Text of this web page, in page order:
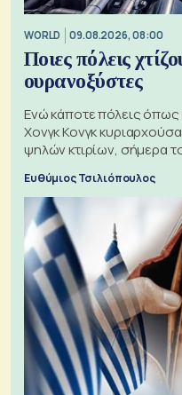
WORLD 09.08.2026, 08:00
Ποιες πόλεις
ουρανοξύστες
Ενώ κάποτε πόλεις όπως
Χονγκ Κονγκ
ψηλών κτιρίων, σήμερα
Ευθύμιος Τσιλιόπουλος